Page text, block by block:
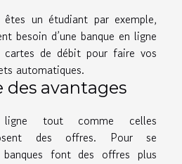
un étudiant par exemple,
besoin d’une banque en ligne
cartes de débit pour faire vos
automatiques.
des avantages
tout comme celles
des offres. Pour se
banques font des offres plus